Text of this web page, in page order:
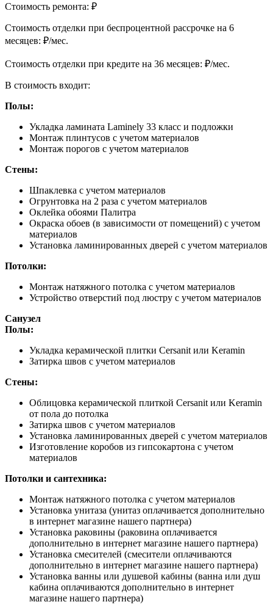
Стоимость ремонта: ₽
Cтоимость отделки при беспроцентной рассрочке на 6
месяцев: ₽/мес.
Cтоимость отделки при кредите на 36 месяцев: ₽/мес.
В стоимость входит:
Полы:
Укладка ламината Laminely 33 класс и подложки
Монтаж плинтусов с учетом материалов
Монтаж порогов с учетом материалов
Стены:
Шпаклевка с учетом материалов
Огрунтовка на 2 раза с учетом материалов
Оклейка обоями Палитра
Окраска обоев (в зависимости от помещений) с учетом
материалов
Установка ламинированных дверей с учетом материалов
Потолки:
Монтаж натяжного потолка с учетом материалов
Устройство отверстий под люстру с учетом материалов
Санузел
Полы:
Укладка керамической плитки Cersanit или Keramin
Затирка швов с учетом материалов
Стены:
Облицовка керамической плиткой Cersanit или Keramin
от пола до потолка
Затирка швов с учетом материалов
Установка ламинированных дверей с учетом материалов
Изготовление коробов из гипсокартона с учетом
материалов
Потолки и сантехника:
Монтаж натяжного потолка с учетом материалов
Установка унитаза (унитаз оплачивается дополнительно
в интернет магазине нашего партнера)
Установка раковины (раковина оплачивается
дополнительно в интернет магазине нашего партнера)
Установка смесителей (смесители оплачиваются
дополнительно в интернет магазине нашего партнера)
Установка ванны или душевой кабины (ванна или душ
кабина оплачиваются дополнительно в интернет
магазине нашего партнера)